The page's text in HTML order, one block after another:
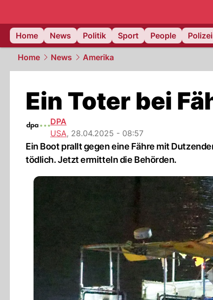
Home
News Politik Sport People
Home News Amerika
Ein Toter bei
DPA
USA, 28.04.2025 - 08:57
Ein Boot prallt gegen eine Fähre mit
tödlich. Jetzt ermitteln die Behörden.